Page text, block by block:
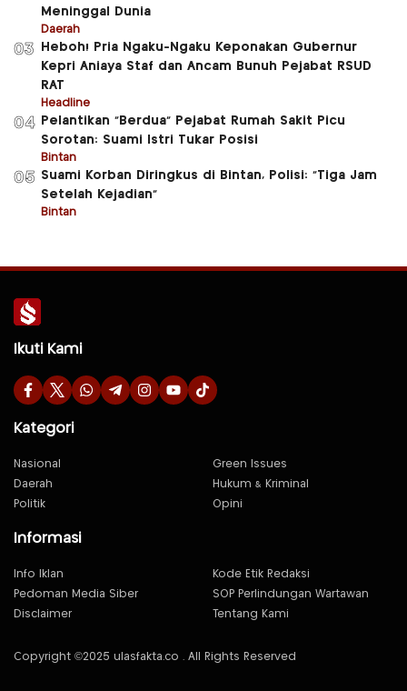
Meninggal Dunia
Daerah
03
Heboh! Pria Ngaku-Ngaku Keponakan Gubernur
Kepri Aniaya Staf dan Ancam Bunuh Pejabat RSUD
RAT
Headline
04
Pelantikan “Berdua” Pejabat Rumah Sakit Picu
Sorotan: Suami Istri Tukar Posisi
Bintan
05 Suami Korban Diringkus di Bintan, Polisi: “Tiga Jam
Setelah Kejadian”
Bintan
Ikuti Kami
Kategori
Nasional
Green Issues
Daerah
Hukum & Kriminal
Politik
Opini
Informasi
Info Iklan
Kode Etik Redaksi
Pedoman Media Siber
SOP Perlindungan Wartawan
Disclaimer
Tentang Kami
Copyright ©2025 ulasfakta.co . All Rights Reserved